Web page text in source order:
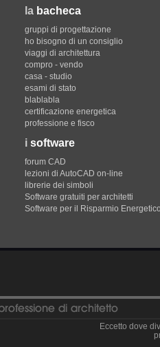
la bacheca
gruppi di progettazione
ho bisogno di un consiglio
viaggi di architettura
compro - vendo
casa - studio
esami di stato
blablabla
certificazione energetica
professione e fisco
i software
forum CAD
lezioni di AutoCAD on-line
librerie dei simboli
Software gratuiti per architetti
Software per il Risparmio Energetico
Eccetto dove